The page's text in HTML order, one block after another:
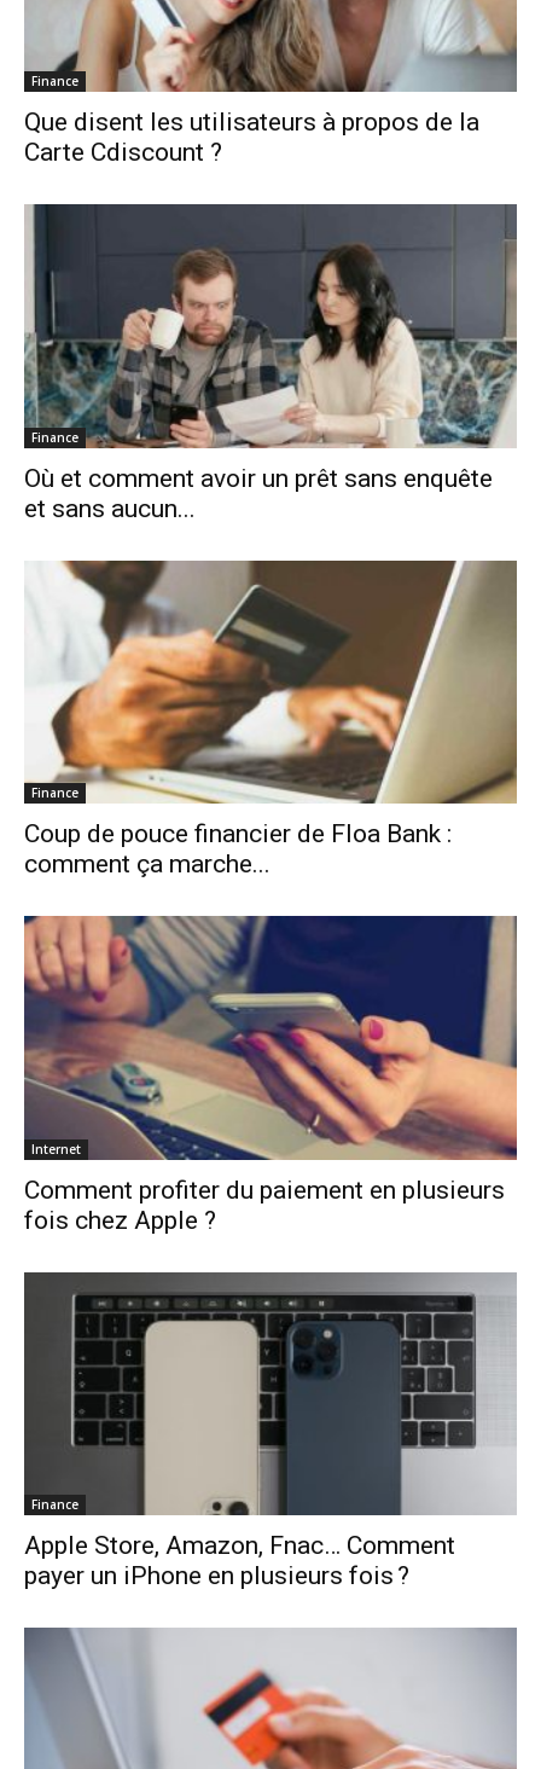
Finance
Que disent les utilisateurs à propos de la
Carte Cdiscount ?
Finance
Où et comment avoir un prêt sans enquête
et sans aucun...
Finance
Coup de pouce financier de Floa Bank :
comment ça marche...
Internet
Comment profiter du paiement en plusieurs
fois chez Apple ?
Finance
Apple Store, Amazon, Fnac… Comment
payer un iPhone en plusieurs fois ?